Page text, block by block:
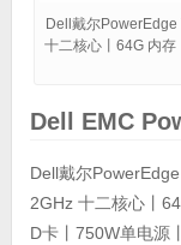
Dell戴尔PowerEdge
十二核心丨64G 内
Dell EMC
Dell戴尔
2GHz 十二核心丨
D卡丨750W单电源